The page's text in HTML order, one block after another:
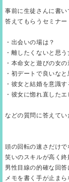
事前に生徒さんに書
答えてもらうセミナー
・出会いの場は？
・離したくないと思
・本命女と遊びの女の
・初デートで良いな
・彼女と結婚を意識す
・彼女に惚れ直した
などの質問に答えてい
頭の回転の速さだけで
笑いのスキルが高く終
男性目線の的確な回答
メモを書く手が止ま